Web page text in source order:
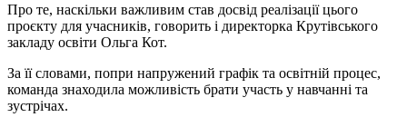
Про те, наскільки важливим став досвід реалізації цього
проєкту для учасників, говорить і директорка Крутівського
закладу освіти Ольга Кот.
За її словами, попри напружений графік та освітній процес,
команда знаходила можливість брати участь у навчанні та
зустрічах.